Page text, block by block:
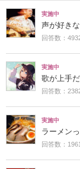
実施中
声が好き
回答数：
実施中
歌が上手
回答数：
実施中
ラーメン
回答数：